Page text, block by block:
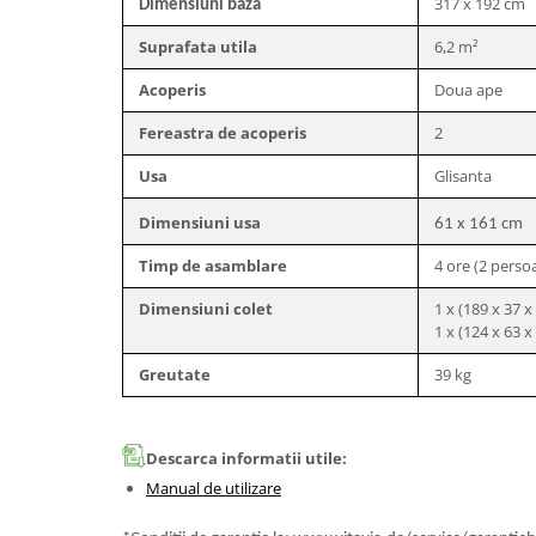
Scaune banci si sezlonguri
Umbrele si umbrare
Casute si depozitare
Casute de gradina
Lazi de depozitare
APA IN GRADINA
Furtunuri gradina
Conectori si racoduri
Pistoale de stropit
Suporturi si carucioare furtun
Sere de gradina
Sere policarbonat
Accesorii sere
Dimensiuni baza
Suprafata utila
6,2 m²
Acoperis
Doua ape
Fereastra de acoperis
2
Usa
Glisanta
Dimensiuni usa 61 x 161 cm
Timp de asamblare
4 ore (2
Dimensiuni colet
1 x (189 x 37
1 x (124 x 63
Greutate
39 kg
Descarca informatii utile:
Manual de utilizare